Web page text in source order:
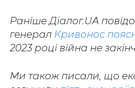
Раніше Діалог.UA
генерал Кривонос
2023 році війна не
Ми також писали, що